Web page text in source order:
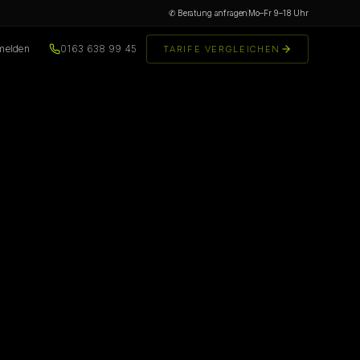
✆ Beratung anfragen Mo–Fr 9–18 Uhr
0163 638 99 45 TARIFE VERGLEICHEN